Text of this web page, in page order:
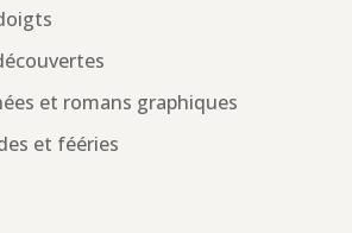
et romans graphiques
et fééries